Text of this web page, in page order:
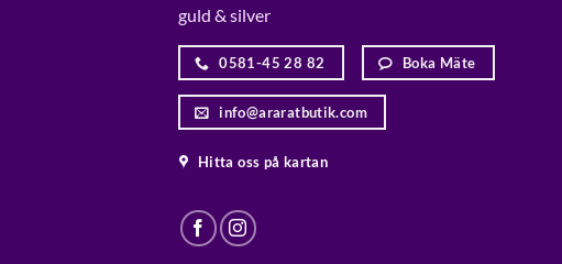
guld & silver
0581-45 28 82 Boka Mäte
info@araratbutik.com
Hitta oss på kartan